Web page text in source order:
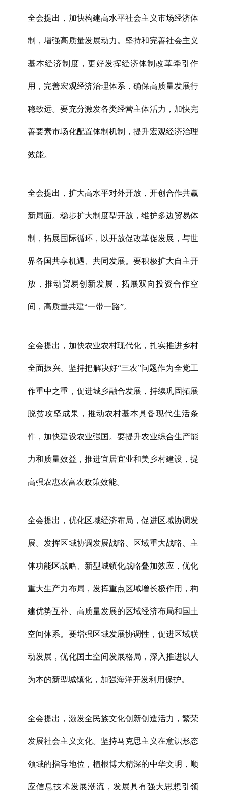
全会提出，加快构建高水平社会主义市场经济体
制，增强高质量发展动力。坚持和完善社会主义
基本经济制度，更好发挥经济体制改革牵引作
用，完善宏观经济治理体系，确保高质量发展行
稳致远。要充分激发各类经营主体活力，加快完
善要素市场化配置体制机制，提升宏观经济治理
效能。
全会提出，扩大高水平对外开放，开创合作共赢
新局面。稳步扩大制度型开放，维护多边贸易体
制，拓展国际循环，以开放促改革促发展，与世
界各国共享机遇、共同发展。要积极扩大自主开
放，推动贸易创新发展，拓展双向投资合作空
间，高质量共建“一带一路”。
全会提出，加快农业农村现代化，扎实推进乡村
全面振兴。坚持把解决好“三农”问题作为全党工
作重中之重，促进城乡融合发展，持续巩固拓展
脱贫攻坚成果，推动农村基本具备现代生活条
件，加快建设农业强国。要提升农业综合生产能
力和质量效益，推进宜居宜业和美乡村建设，提
高强农惠农富农政策效能。
全会提出，优化区域经济布局，促进区域协调发
展。发挥区域协调发展战略、区域重大战略、主
体功能区战略、新型城镇化战略叠加效应，优化
重大生产力布局，发挥重点区域增长极作用，构
建优势互补、高质量发展的区域经济布局和国土
空间体系。要增强区域发展协调性，促进区域联
动发展，优化国土空间发展格局，深入推进以人
为本的新型城镇化，加强海洋开发利用保护。
全会提出，激发全民族文化创新创造活力，繁荣
发展社会主义文化。坚持马克思主义在意识形态
领域的指导地位，植根博大精深的中华文明，顺
应信息技术发展潮流，发展具有强大思想引领